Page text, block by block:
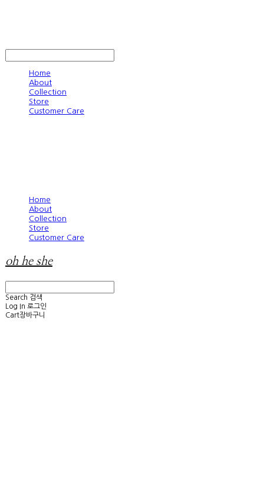
Home
About
Collection
Store
Customer Care
Home
About
Collection
Store
Customer Care
oh he she
Search 검색
Log In 로그인
Cart장바구니